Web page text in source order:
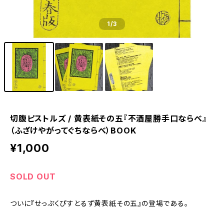
1/3
切腹ピストルズ / 黄表紙その五『不酒屋勝手口ならべ』
（ふざけやがってぐちならべ）BOOK
¥1,000
SOLD OUT
ついに『せっぷくぴすとるず黄表紙その五』の登場である。